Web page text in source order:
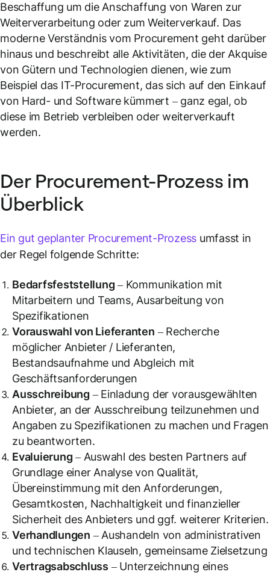
Beschaffung um die Anschaffung von Waren zur
Weiterverarbeitung oder zum Weiterverkauf. Das
moderne Verständnis vom Procurement geht darüber
hinaus und beschreibt alle Aktivitäten, die der Akquise
von Gütern und Technologien dienen, wie zum
Beispiel das IT-Procurement, das sich auf den Einkauf
von Hard- und Software kümmert – ganz egal, ob
diese im Betrieb verbleiben oder weiterverkauft
werden.
Der Procurement-Prozess im
Überblick
Ein gut geplanter Procurement-Prozess umfasst in
der Regel folgende Schritte:
Bedarfsfeststellung– Kommunikation mit
Mitarbeitern und Teams, Ausarbeitung von
Spezifikationen
Vorauswahl von Lieferanten – Recherche
möglicher Anbieter / Lieferanten,
Bestandsaufnahme und Abgleich mit
Geschäftsanforderungen
Ausschreibung – Einladung der vorausgewählten
Anbieter, an der Ausschreibung teilzunehmen und
Angaben zu Spezifikationen zu machen und Fragen
zu beantworten.
Evaluierung– Auswahl des besten Partners auf
Grundlage einer Analyse von Qualität,
Übereinstimmung mit den Anforderungen,
Gesamtkosten, Nachhaltigkeit und finanzieller
Sicherheit des Anbieters und ggf. weiterer Kriterien.
Verhandlungen – Aushandeln von administrativen
und technischen Klauseln, gemeinsame Zielsetzung
Vertragsabschluss – Unterzeichnung eines